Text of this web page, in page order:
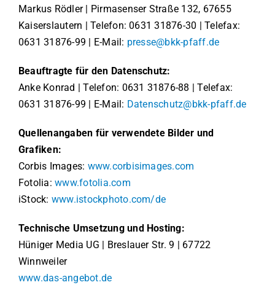
Markus Rödler | Pirmasenser Straße 132, 67655
Kaiserslautern | Telefon: 0631 31876-30 | Telefax:
0631 31876-99 | E-Mail: presse@bkk-pfaff.de
Beauftragte für den Datenschutz:
Anke Konrad | Telefon: 0631 31876-88 | Telefax:
0631 31876-99 | E-Mail: Datenschutz@bkk-pfaff.de
Quellenangaben für verwendete Bilder und
Grafiken:
Corbis Images: www.corbisimages.com
Fotolia:www.fotolia.com
iStock: www.istockphoto.com/de
Technische Umsetzung und Hosting:
Hüniger Media UG | Breslauer Str. 9 | 67722
Winnweiler
www.das-angebot.de